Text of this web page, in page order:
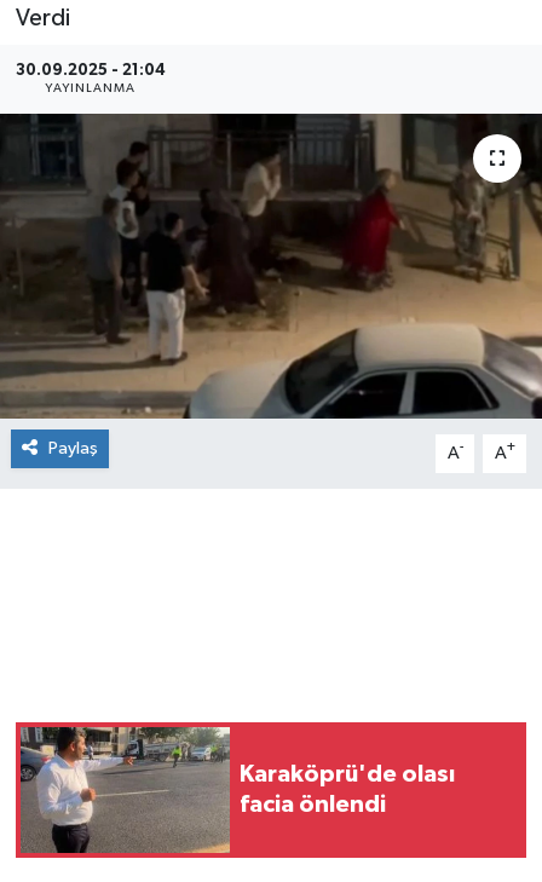
Verdi
30.09.2025 - 21:04
YAYINLANMA
Paylaş A- A+
Karaköprü'de olası
facia önlendi